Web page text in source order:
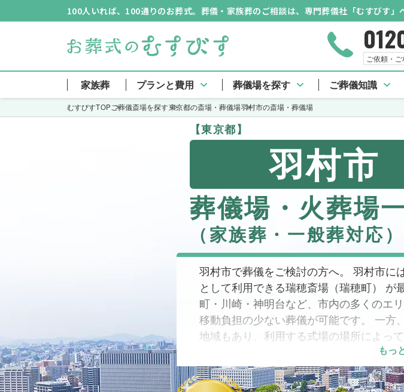
100人いれば、100通りのお葬式。葬儀・家族葬のご相談は、専門葬儀社「むすびす」
ご依頼・
家族葬 プランと費用 葬儀場を探す ご葬儀知識
むすびすTOPご葬儀斎場を探す東京都の斎場・葬儀場羽村市の斎場・葬儀場
【東京都】
羽村市
葬儀場・火葬場
（家族葬・一般葬対応）
羽村市で葬儀をご検討の方へ。 羽村市に
として利用できる瑞穂斎場（瑞穂町）
町・川崎・神明台など、市内の多くのエ
移動負担の少ない葬儀が可能です。 一方
地域もあり、利用する式場の場所によっ
（青梅市）を比較するケースがあります
安・家族葬の可否を含め、葬祭プランナ
を「比較しながら」分かりやすくご紹介
もっ